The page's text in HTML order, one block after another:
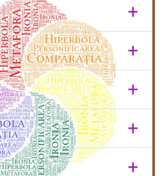
+
de stil +
de stil +
textului +
eului liric +